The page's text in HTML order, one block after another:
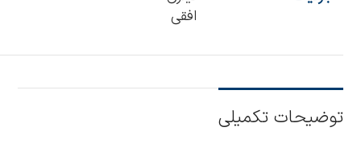
افقی
توضیحات تکمیلی